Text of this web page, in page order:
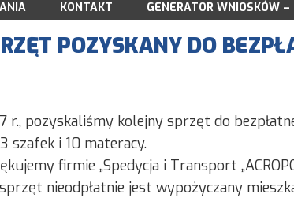
CZŁONKÓW LGD7 AKTUALIZACJA 03.2025
I PLIKI COOKIES
2009
2011
2014
2015
SPRAWOZDAWCZOŚĆ
NABORY
SPOTKANIA
KONTAKT GENERATOR WNIOSKÓW –
POZYSKANY DO
r., pozyskaliśmy kolejny sprzęt do
szafek i 10 materacy.
firmie „Spedycja i Transport
nieodpłatnie jest wypożyczany